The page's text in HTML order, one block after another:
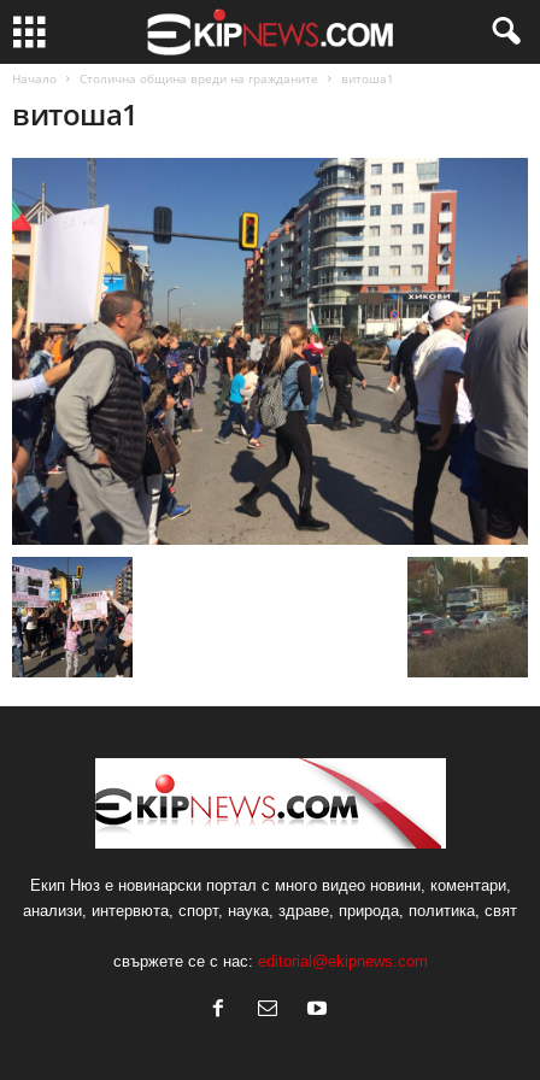
Начало Столична община вреди на гражданите витоша1
витоша1
Екип Нюз е новинарски портал с много видео новини, коментари,
анализи, интервюта, спорт, наука, здраве, природа, политика, свят
свържете се с нас: editorial@ekipnews.com